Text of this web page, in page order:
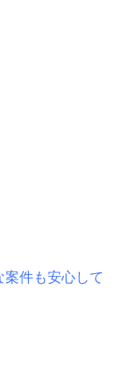
件も安心して